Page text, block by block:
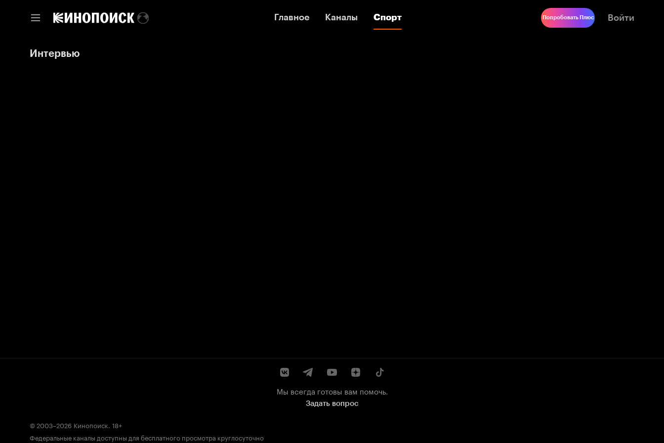
Главное Каналы Спорт
Главное Каналы Спорт Попробовать Плюс Войти
Интервью
Мы всегда готовы вам помочь.
Задать вопрос
© 2003–2026 Кинопоиск. 18+
Федеральные каналы доступны для бесплатного просмотра круглосуточно